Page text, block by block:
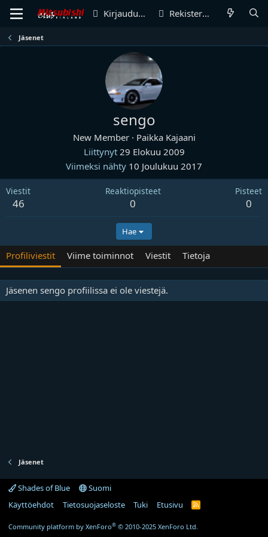
Kirjaudu sisään Rekisteröidy
Jäsenet
sengo
New Member · Paikka Kajaani
Liittynyt 29 Elokuu 2009
Viimeksi nähty 10 Joulukuu 2017
Viestit
46
Reaktiopisteet
0
Pisteet
0
Hae
Profiliviestit Viime toiminnot Viestit Tietoja
Jäsenen sengo profiilissa ei ole viestejä.
Jäsenet
Shades of Blue
Suomi
Käyttöehdot
Tietosuojaseloste Tuki Etusivu
R
Community platform by XenForo® © 2010-2025 XenForo Ltd.